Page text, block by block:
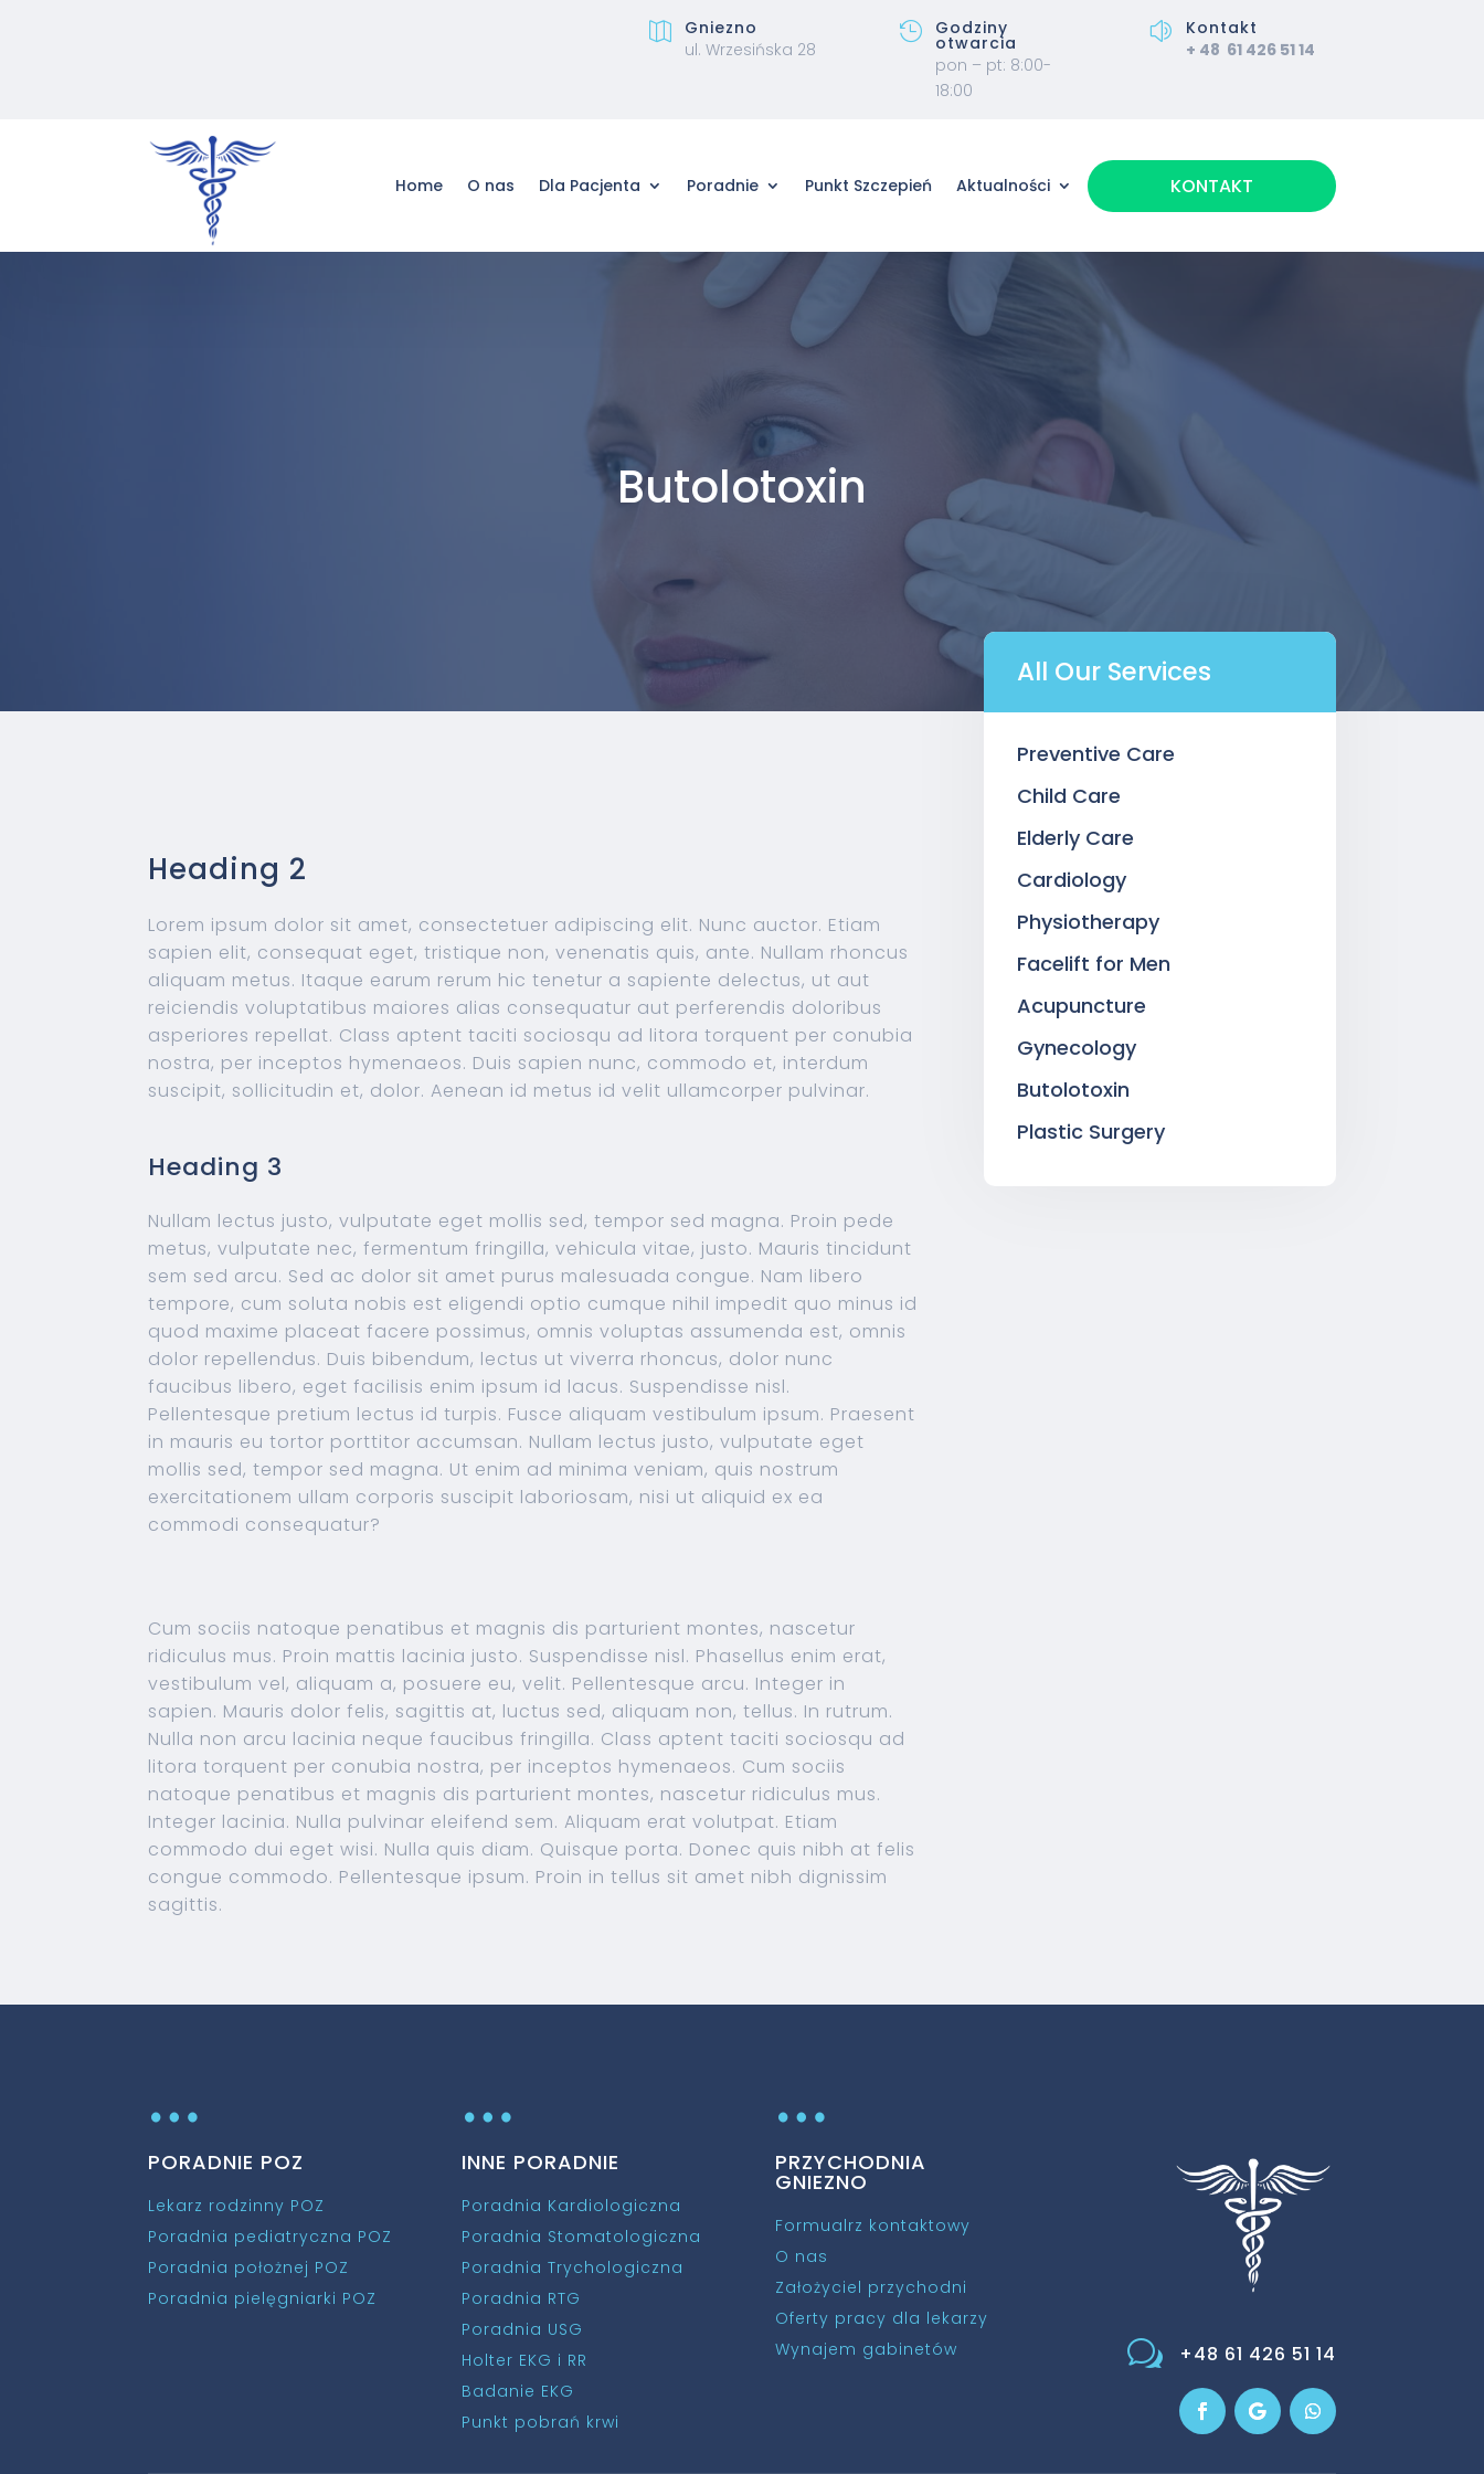

Gniezno
ul. Wrzesińska 28
 Godziny
otwarcia
pon – pt: 8:00-
18:00
z
Kontakt
+ 48 61 426 51 14
Home O nas Dla Pacjenta Poradnie Punkt Szczepień Aktualności KONTAKT
Butolotoxin
Heading 2
Lorem ipsum dolor sit amet, consectetuer adipiscing elit. Nunc auctor. Etiam
sapien elit, consequat eget, tristique non, venenatis quis, ante. Nullam rhoncus
aliquam metus. Itaque earum rerum hic tenetur a sapiente delectus, ut aut
reiciendis voluptatibus maiores alias consequatur aut perferendis doloribus
asperiores repellat. Class aptent taciti sociosqu ad litora torquent per conubia
nostra, per inceptos hymenaeos. Duis sapien nunc, commodo et, interdum
suscipit, sollicitudin et, dolor. Aenean id metus id velit ullamcorper pulvinar.
Heading 3
Nullam lectus justo, vulputate eget mollis sed, tempor sed magna. Proin pede
metus, vulputate nec, fermentum fringilla, vehicula vitae, justo. Mauris tincidunt
sem sed arcu. Sed ac dolor sit amet purus malesuada congue. Nam libero
tempore, cum soluta nobis est eligendi optio cumque nihil impedit quo minus id
quod maxime placeat facere possimus, omnis voluptas assumenda est, omnis
dolor repellendus. Duis bibendum, lectus ut viverra rhoncus, dolor nunc
faucibus libero, eget facilisis enim ipsum id lacus. Suspendisse nisl.
Pellentesque pretium lectus id turpis. Fusce aliquam vestibulum ipsum. Praesent
in mauris eu tortor porttitor accumsan. Nullam lectus justo, vulputate eget
mollis sed, tempor sed magna. Ut enim ad minima veniam, quis nostrum
exercitationem ullam corporis suscipit laboriosam, nisi ut aliquid ex ea
commodi consequatur?
Cum sociis natoque penatibus et magnis dis parturient montes, nascetur
ridiculus mus. Proin mattis lacinia justo. Suspendisse nisl. Phasellus enim erat,
vestibulum vel, aliquam a, posuere eu, velit. Pellentesque arcu. Integer in
sapien. Mauris dolor felis, sagittis at, luctus sed, aliquam non, tellus. In rutrum.
Nulla non arcu lacinia neque faucibus fringilla. Class aptent taciti sociosqu ad
litora torquent per conubia nostra, per inceptos hymenaeos. Cum sociis
natoque penatibus et magnis dis parturient montes, nascetur ridiculus mus.
Integer lacinia. Nulla pulvinar eleifend sem. Aliquam erat volutpat. Etiam
commodo dui eget wisi. Nulla quis diam. Quisque porta. Donec quis nibh at felis
congue commodo. Pellentesque ipsum. Proin in tellus sit amet nibh dignissim
sagittis.
All Our Services
Preventive Care
Child Care
Elderly Care
Cardiology
Physiotherapy
Facelift for Men
Acupuncture
Gynecology
Butolotoxin
Plastic Surgery
…
PORADNIE POZ
Lekarz rodzinny POZ
Poradnia pediatryczna POZ
Poradnia położnej POZ
Poradnia pielęgniarki POZ
…
INNE PORADNIE
Poradnia Kardiologiczna
Poradnia Stomatologiczna
Poradnia Trychologiczna
Poradnia RTG
Poradnia USG
Holter EKG i RR
Badanie EKG
Punkt pobrań krwi
…
PRZYCHODNIA
GNIEZNO
Formualrz kontaktowy
O nas
Założyciel przychodni
Oferty pracy dla lekarzy
Wynajem gabinetów
w +48 61 426 51 14